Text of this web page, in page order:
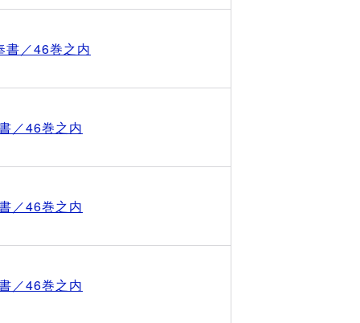
書／46巻之内
／46巻之内
／46巻之内
／46巻之内